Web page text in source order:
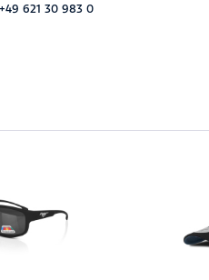
621 30 983 0